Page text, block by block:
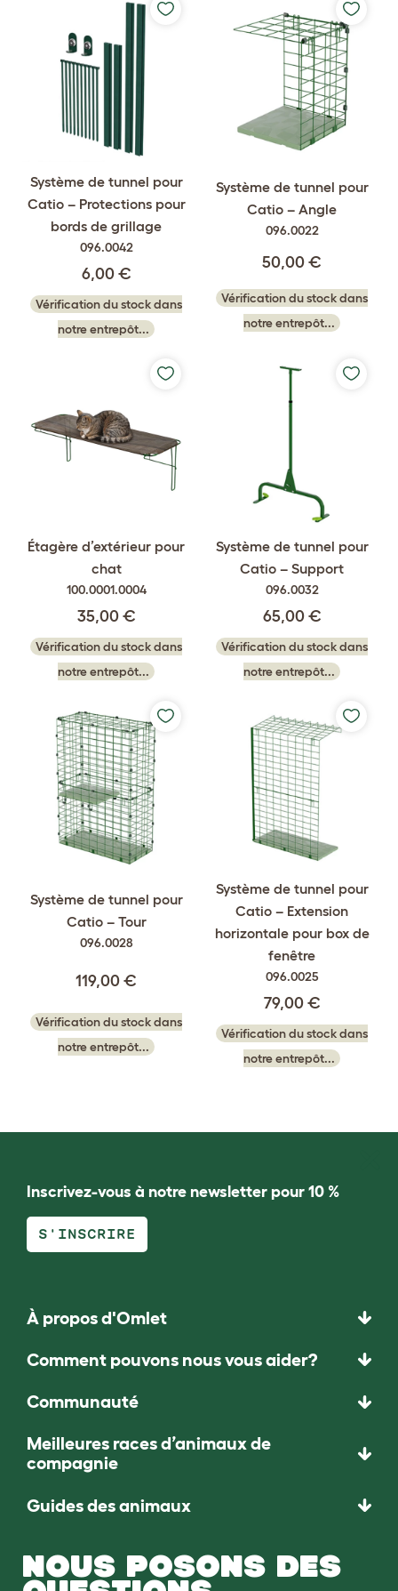
Système de tunnel pour
Catio – Protections pour
bords de grillage
096.0042
6,00 €
Vérification du stock dans
notre entrepôt...
Système de tunnel pour
Catio – Angle
096.0022
50,00 €
Vérification du stock dans
notre entrepôt...
Étagère d’extérieur pour
chat
100.0001.0004
35,00 €
Vérification du stock dans
notre entrepôt...
Système de tunnel pour
Catio – Support
096.0032
65,00 €
Vérification du stock dans
notre entrepôt...
Système de tunnel pour
Catio – Tour
096.0028
119,00 €
Vérification du stock dans
notre entrepôt...
Système de tunnel pour
Catio – Extension
horizontale pour box de
fenêtre
096.0025
79,00 €
Vérification du stock dans
notre entrepôt...
Inscrivez-vous à notre newsletter pour 10 %
S'INSCRIRE
À propos d'Omlet
Comment pouvons nous vous aider?
Communauté
Meilleures races d’animaux de
compagnie
Guides des animaux
NOUS POSONS DES